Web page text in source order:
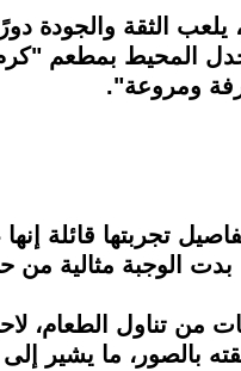
يلعب الثقة والجودة
المحيط بمطعم
ومروعة".
بدت الوجبة مثالية من
من تناول الطعام،
بالصور، ما يشير